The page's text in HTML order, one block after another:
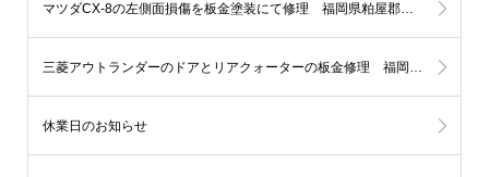
マツダCX-8の左側面損傷を板金塗装にて修理 福岡県粕屋郡M様
三菱アウトランダーのドアとリアクォーターの板金修理 福岡市西区K様
休業日のお知らせ